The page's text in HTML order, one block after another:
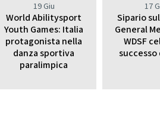
19 Giu
World Abilitysport
Youth Games: Italia
protagonista nella
danza sportiva
paralimpica
17
Sipario
General
WDSF
successo